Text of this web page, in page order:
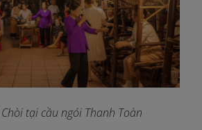
tại cầu ngói Thanh Toàn